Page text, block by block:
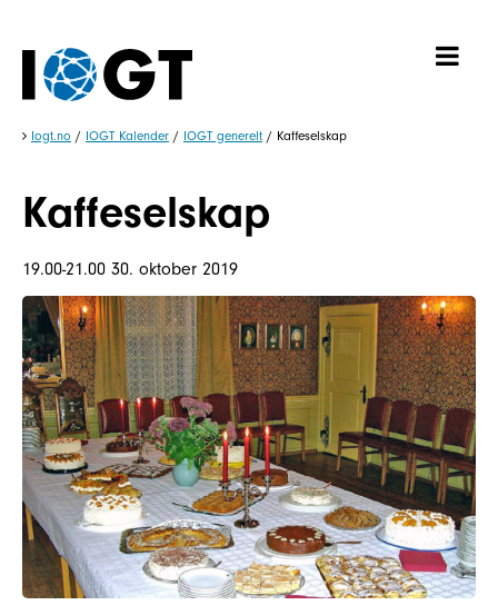
Iogt.no / IOGT Kalender / IOGT generelt / Kaffeselskap
Kaffeselskap
19.00-21.00 30. oktober 2019